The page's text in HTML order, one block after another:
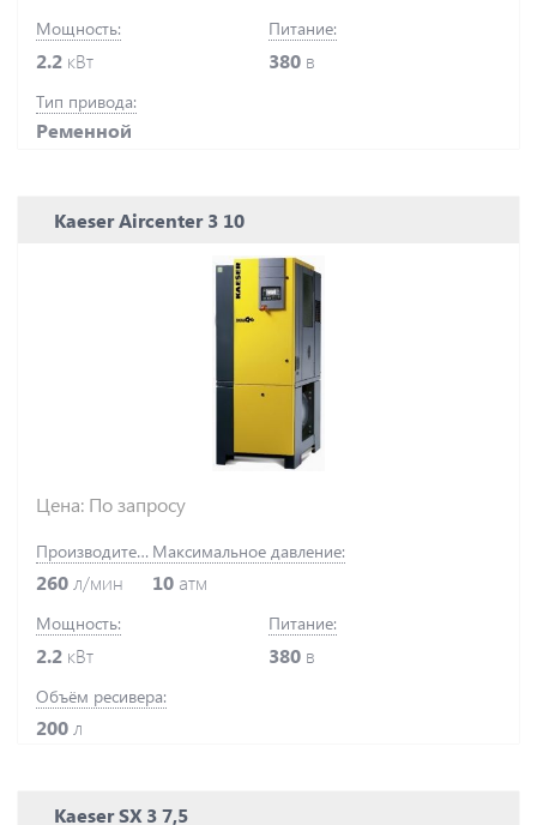
Мощность:
2.2 кВт
Питание:
380 в
Тип привода:
Ременной
Kaeser Aircenter 3 10
Цена: По запросу
Производительность:
260 л/мин
Максимальное давление:
10 атм
Мощность:
2.2 кВт
Питание:
380 в
Объём ресивера:
200 л
Kaeser SX 3 7,5